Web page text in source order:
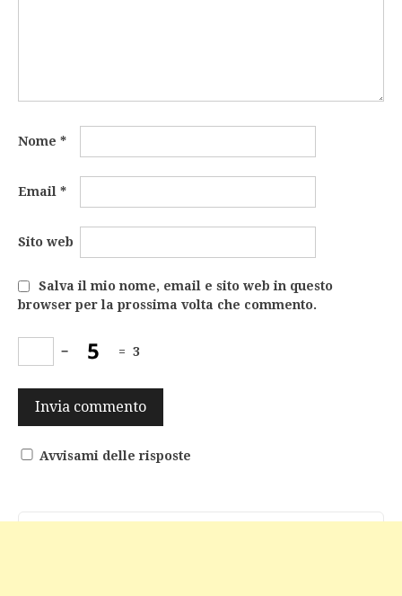
Nome *
Email *
Sito web
Salva il mio nome, email e sito web in questo
browser per la prossima volta che commento.
− = 3
Avvisami delle risposte